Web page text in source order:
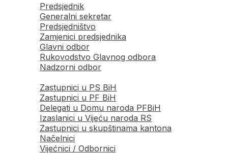
Predsjednik
Generalni sekretar
Predsjedništvo
Zamjenici predsjednika
Glavni odbor
Rukovodstvo Glavnog odbora
Nadzorni odbor
Zastupnici u PS BiH
Zastupnici u PF BiH
Delegati u Domu naroda PFBiH
Izaslanici u Vijeću naroda RS
Zastupnici u skupštinama kantona
Načelnici
Vijećnici / Odbornici